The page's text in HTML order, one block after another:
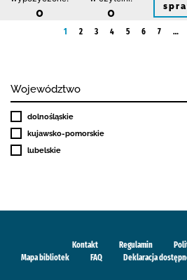
0 0
1 2 3 4 5 6 7 …
Województwo
dolnośląskie
kujawsko-pomorskie
lubelskie
Kontakt Regulamin
Mapa bibliotek
FAQ Deklaracja